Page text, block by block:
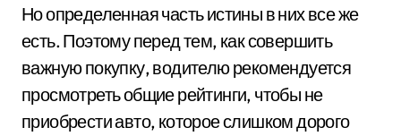
Но определенная часть истины в них все же
есть. Поэтому перед тем, как совершить
важную покупку, водителю рекомендуется
просмотреть общие рейтинги, чтобы не
приобрести авто, которое слишком дорого